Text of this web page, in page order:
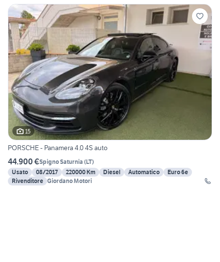
15
PORSCHE - Panamera 4.0 4S auto
44.900 €Spigno Saturnia (LT)
Usato
08/2017 220000 Km Diesel Automatico
Euro 6e
Rivenditore Giordano Motori